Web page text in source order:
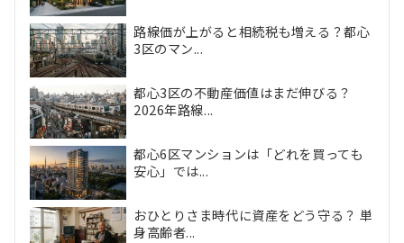
路線価が上がると相続税も増える？都心
3区のマン...
都心3区の不動産価値はまだ伸びる？
2026年路線...
都心6区マンションは「どれを買っても
安心」では...
おひとりさま時代に資産をどう守る？ 単
身高齢者...